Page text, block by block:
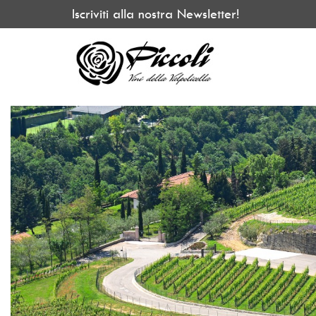
Iscriviti alla nostra Newsletter!
×
Home
Chi Siamo
Il Monte La Parte
La Cantina
Piccoli Wine
I Vini